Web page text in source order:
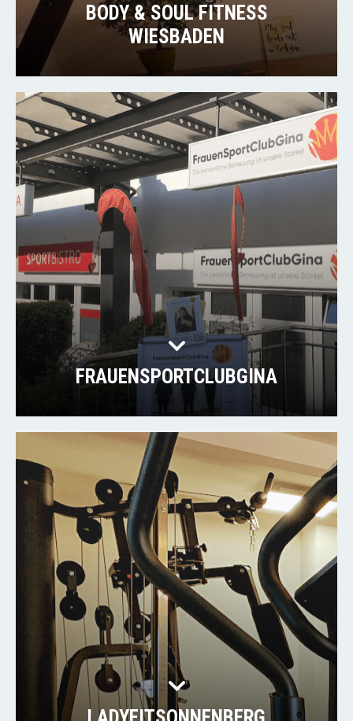
BODY & SOUL FITNESS
WIESBADEN
FRAUENSPORTCLUBGINA